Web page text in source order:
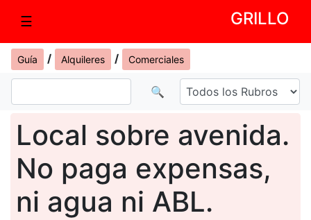
☰ GRILLO
Guía / Alquileres / Comerciales
🔍
Local sobre avenida.
No paga expensas,
ni agua ni ABL.